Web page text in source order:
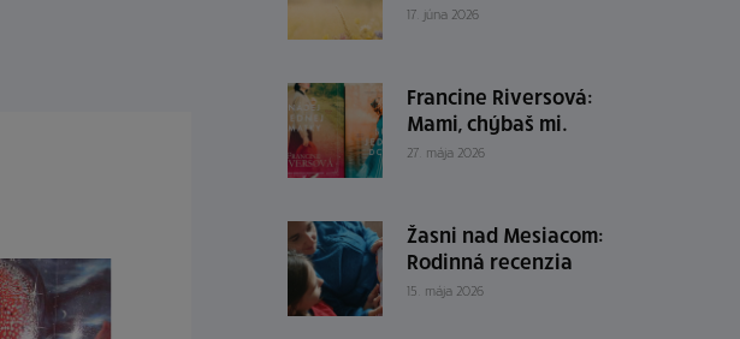
17. júna 2026
Francine Riversová:
Mami, chýbaš mi.
27. mája 2026
Žasni nad Mesiacom:
Rodinná recenzia
15. mája 2026